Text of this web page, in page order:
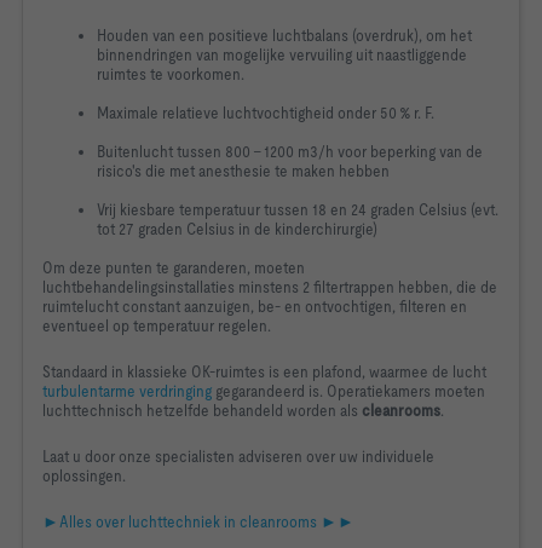
Houden van een positieve luchtbalans (overdruk), om het
binnendringen van mogelijke vervuiling uit naastliggende
ruimtes te voorkomen.
Maximale relatieve luchtvochtigheid onder 50 % r. F.
Buitenlucht tussen 800 - 1200 m3/h voor beperking van de
risico's die met anesthesie te maken hebben
Vrij kiesbare temperatuur tussen 18 en 24 graden Celsius (evt.
tot 27 graden Celsius in de kinderchirurgie)
Om deze punten te garanderen, moeten
luchtbehandelingsinstallaties minstens 2 filtertrappen hebben, die de
ruimtelucht constant aanzuigen, be- en ontvochtigen, filteren en
eventueel op temperatuur regelen.
Standaard in klassieke OK-ruimtes is een plafond, waarmee de lucht
turbulentarme verdringing gegarandeerd is. Operatiekamers moeten
luchttechnisch hetzelfde behandeld worden als cleanrooms.
Laat u door onze specialisten adviseren over uw individuele
oplossingen.
►Alles over luchttechniek in cleanrooms ►►